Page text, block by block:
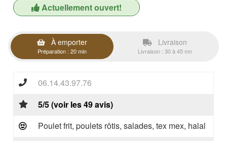
Actuellement ouvert!
À emporter
Préparation : 20 min
Livraison
Livraison : 30 à 45 mn
06.14.43.97.76
5/5 (voir les 49 avis)
Poulet frit, poulets rôtis, salades, tex mex, halal